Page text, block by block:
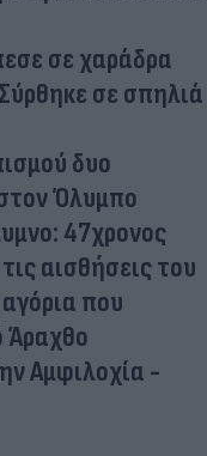
σε χαράδρα
σε σπηλιά
δυο
Όλυμπο
47χρονος
αισθήσεις του
που
Άραχθο
Αμφιλοχία -